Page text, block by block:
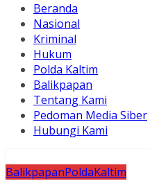
Beranda
Nasional
Kriminal
Hukum
Polda Kaltim
Balikpapan
Tentang Kami
Pedoman Media Siber
Hubungi Kami
BalikpapanPoldaKaltim